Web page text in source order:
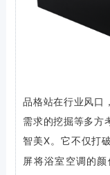
品格站在行业风口
需求的挖掘等多方
智美X。 它不仅打
屏将浴室空调的